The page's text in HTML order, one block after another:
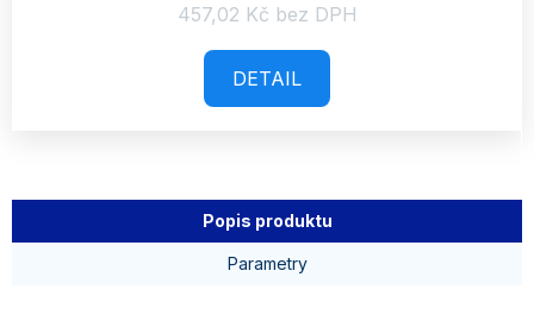
457,02 Kč bez DPH
DETAIL
Popis produktu
Parametry